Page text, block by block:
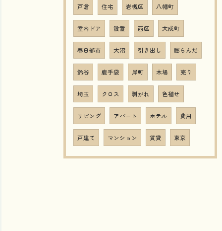
戸倉 住宅 岩槻区 八幡町
室内ドア 設置 西区 大成町
春日部市 大沼 引き出し 膨らんだ
鈴谷 鹿手袋 岸町 木場 売り
埼玉 クロス 剥がれ 色褪せ
リビング アパート ホテル 費用
戸建て マンション 賃貸 東京